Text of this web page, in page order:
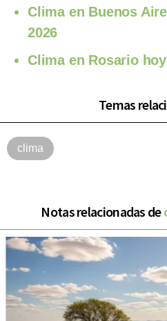
Clima en Buenos
2026
Clima en Rosario
Temas
clima
Notas relacionadas de